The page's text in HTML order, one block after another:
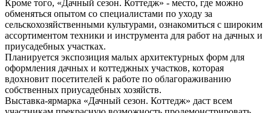
Кроме того, «Дачный сезон. Коттедж» - место, где можно
обменяться опытом со специалистами по уходу за
сельскохозяйственными культурами, ознакомиться с широким
ассортиментом техники и инструмента для работ на дачных и
приусадебных участках.
Планируется экспозиция малых архитектурных форм для
оформления дачных и коттеджных участков, которая
вдохновит посетителей к работе по облагораживанию
собственных приусадебных хозяйств.
Выставка-ярмарка «Дачный сезон. Коттедж» даст всем